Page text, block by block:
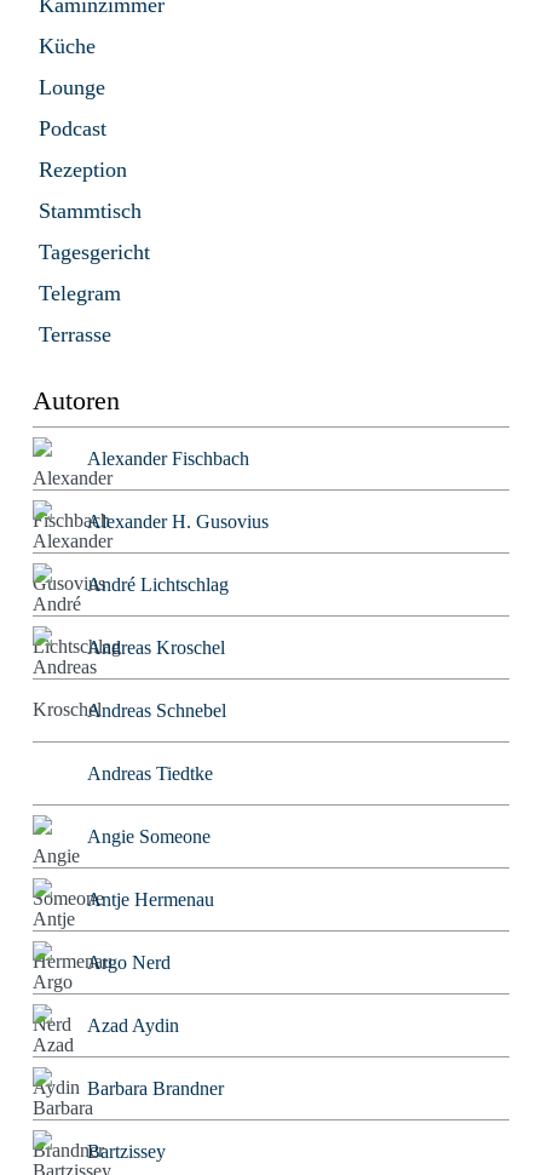
Kaminzimmer
Küche
Lounge
Podcast
Rezeption
Stammtisch
Tagesgericht
Telegram
Terrasse
Autoren
Alexander Fischbach
Alexander H. Gusovius
André Lichtschlag
Andreas Kroschel
Andreas Schnebel
Andreas Tiedtke
Angie Someone
Antje Hermenau
Argo Nerd
Azad Aydin
Barbara Brandner
Bartzissey